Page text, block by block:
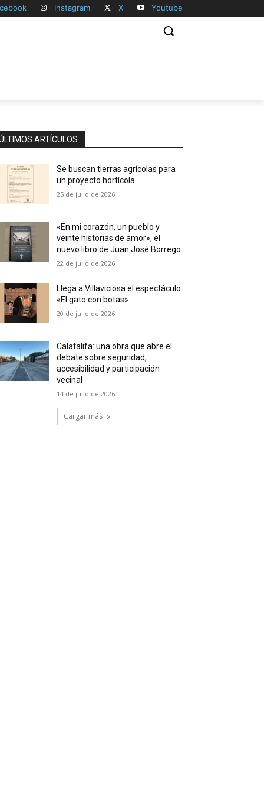
Instagram X Youtube
ARTÍCULOS
Se buscan tierras agrícolas para
un proyecto hortícola
25 de julio de 2026
«En mi corazón, un pueblo y
veinte historias de amor», el
nuevo libro de Juan José Borrego
22 de julio de 2026
Llega a Villaviciosa el espectáculo
«El gato con botas»
20 de julio de 2026
Calatalifa: una obra que abre el
debate sobre seguridad,
accesibilidad y participación
vecinal
14 de julio de 2026
Cargar más